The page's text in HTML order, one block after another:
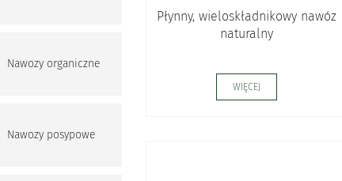
Nawozy organiczne
Nawozy posypowe
Płynny, wieloskładnikowy nawóz
naturalny
WIĘCEJ